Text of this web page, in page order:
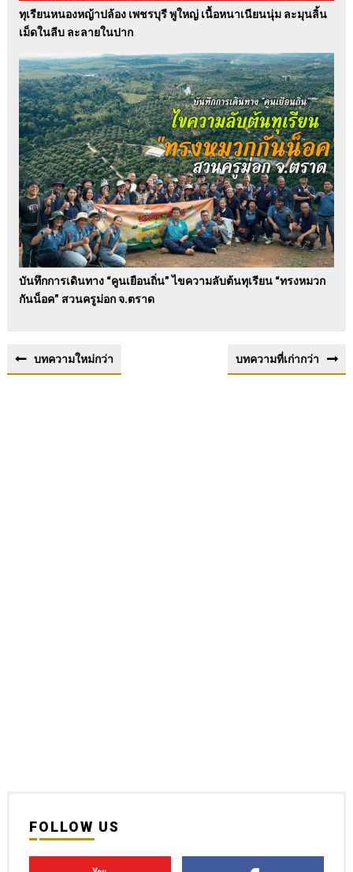
ทุเรียนหนองหญ้าปล้อง เพชรบุรี พูใหญ่ เนื้อหนาเนียนนุ่ม ละมุนลิ้น
เม็ดในลีบ ละลายในปาก
บันทึกการเดินทาง “คูนเยือนถิ่น” ไขความลับต้นทุเรียน “ทรงหมวก
กันน็อค” สวนครูม่อก จ.ตราด
บทความใหม่กว่า บทความที่เก่ากว่า
FOLLOW US